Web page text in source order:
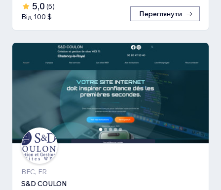
5,0 (5)
Від 100 $
Переглянути
BFC, FR
S&D COULON